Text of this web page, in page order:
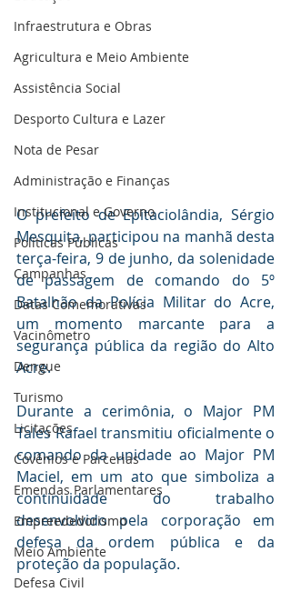
Infraestrutura e Obras
Agricultura e Meio Ambiente
Assistência Social
Desporto Cultura e Lazer
Nota de Pesar
Administração e Finanças
Institucional e Governo
Políticas Públicas
Campanhas
Datas Comemorativas
Vacinômetro
Dengue
Turismo
Licitações
Covênios e Parcerias
Emendas Parlamentares
Empreededorismo
Meio Ambiente
Defesa Civil
O prefeito de Epitaciolândia, Sérgio
Mesquita, participou na manhã desta
terça-feira, 9 de junho, da solenidade
de passagem de comando do 5º
Batalhão da Polícia Militar do Acre,
um momento marcante para a
segurança pública da região do Alto
Acre.
Durante a cerimônia, o Major PM
Tales Rafael transmitiu oficialmente o
comando da unidade ao Major PM
Maciel, em um ato que simboliza a
continuidade do trabalho
desenvolvido pela corporação em
defesa da ordem pública e da
proteção da população.